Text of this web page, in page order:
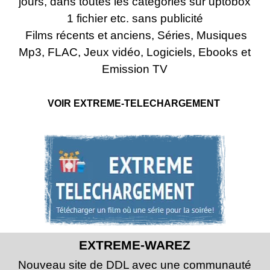
1 fichier etc. sans publicité
Films récents et anciens, Séries, Musiques
Mp3, FLAC, Jeux vidéo, Logiciels, Ebooks et
Emission TV
VOIR EXTREME-TELECHARGEMENT
EXTREME-WAREZ
Nouveau site de DDL avec une communauté